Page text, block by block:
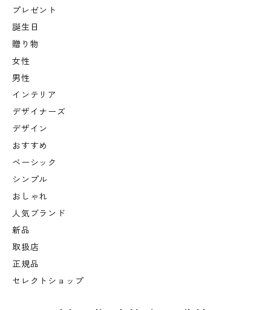
プレゼント
誕生日
贈り物
女性
男性
インテリア
デザイナーズ
デザイン
おすすめ
ベーシック
シンプル
おしゃれ
人気ブランド
新品
取扱店
正規品
セレクトショップ